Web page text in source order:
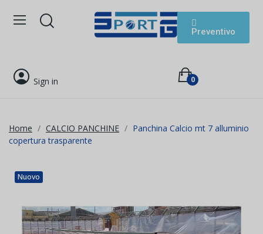
Preventivo
Sign in 0
Home CALCIO PANCHINE
Panchina Calcio mt 7 alluminio
copertura trasparente
Nuovo